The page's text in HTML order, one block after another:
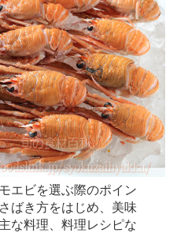
エビを選ぶ際のポイン
ばき方をはじめ、美味
な料理、料理レシピな